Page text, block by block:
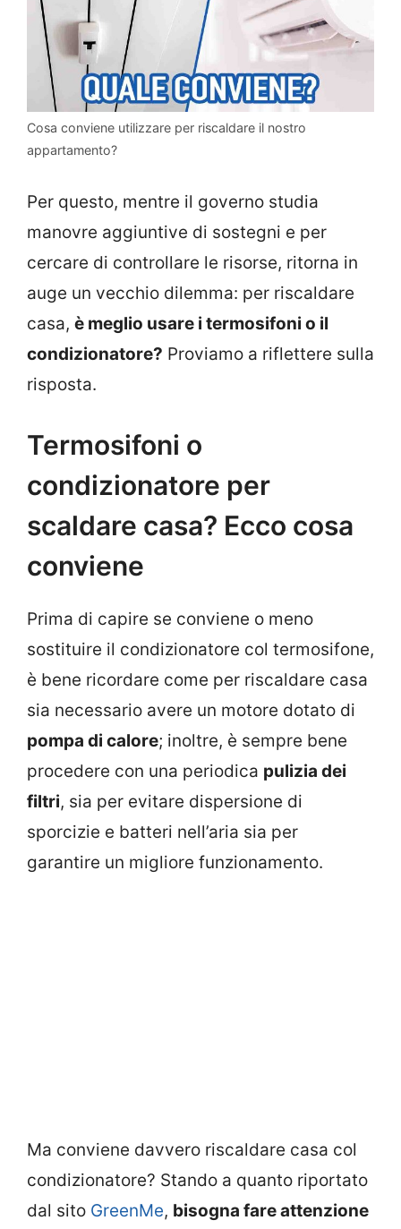
Cosa conviene utilizzare per riscaldare il nostro
appartamento?
Per questo, mentre il governo studia
manovre aggiuntive di sostegni e per
cercare di controllare le risorse, ritorna in
auge un vecchio dilemma: per riscaldare
casa, è meglio usare i termosifoni o il
condizionatore? Proviamo a riflettere sulla
risposta.
Termosifoni o
condizionatore per
scaldare casa? Ecco cosa
conviene
Prima di capire se conviene o meno
sostituire il condizionatore col termosifone,
è bene ricordare come per riscaldare casa
sia necessario avere un motore dotato di
pompa di calore; inoltre, è sempre bene
procedere con una periodica pulizia dei
filtri, sia per evitare dispersione di
sporcizie e batteri nell’aria sia per
garantire un migliore funzionamento.
Ma conviene davvero riscaldare casa col
condizionatore? Stando a quanto riportato
dal sito GreenMe, bisogna fare attenzione